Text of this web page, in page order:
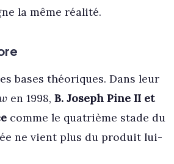
la même réalité.
bases théoriques. Dans leur
en 1998, B. Joseph Pine II et
comme le quatrième stade du
ne vient plus du produit lui-